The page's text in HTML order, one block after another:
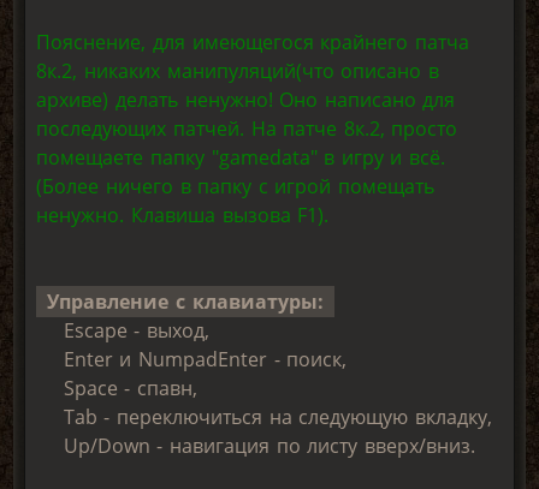
Пояснение, для имеющегося крайнего патча
8к.2, никаких манипуляций(что описано в
архиве) делать ненужно! Оно написано для
последующих патчей. На патче 8к.2, просто
помещаете папку "gamedata" в игру и всё.
(Более ничего в папку с игрой помещать
ненужно. Клавиша вызова F1).
Управление с клавиатуры:
Escape - выход,
Enter и NumpadEnter - поиск,
Space - спавн,
Tab - переключиться на следующую вкладку,
Up/Down - навигация по листу вверх/вниз.